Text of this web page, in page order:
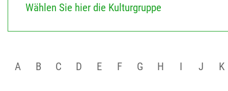
Wählen Sie hier die Kulturgruppe
A B C D E F G H I J K